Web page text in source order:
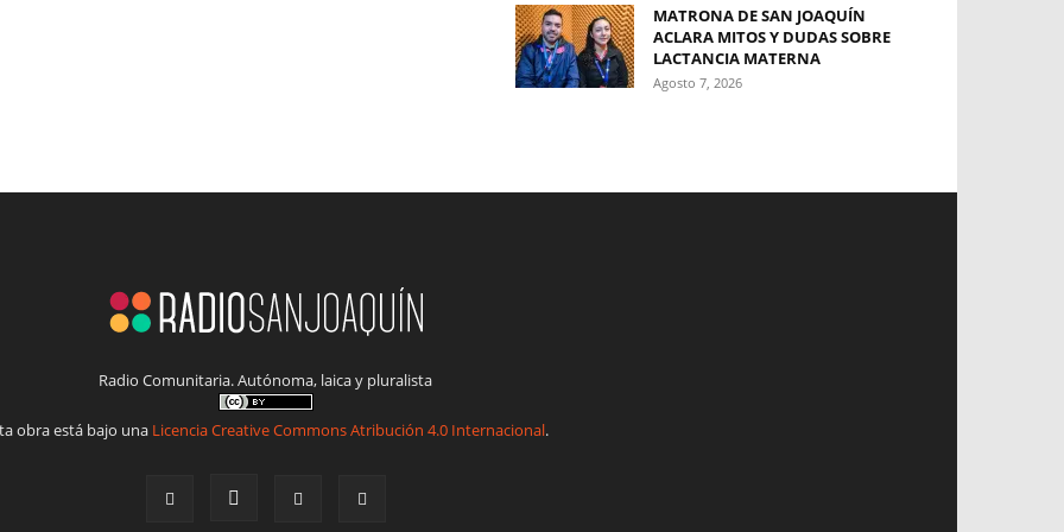
MATRONA DE SAN JOAQUÍN
ACLARA MITOS Y DUDAS SOBRE
LACTANCIA MATERNA
Agosto 7, 2026
Radio Comunitaria. Autónoma, laica y pluralista
obra está bajo una Licencia Creative Commons Atribución 4.0 Internacional.